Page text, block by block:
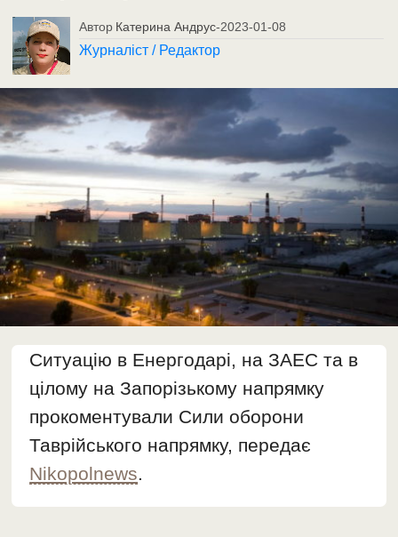
Автор Катерина Андрус-2023-01-08
Журналіст / Редактор
Ситуацію в Енергодарі, на ЗАЕС та в
цілому на Запорізькому напрямку
прокоментували Сили оборони
Таврійського напрямку, передає
Nikopolnews.